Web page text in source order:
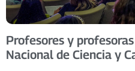
Profesores y
Nacional de Ciencia y